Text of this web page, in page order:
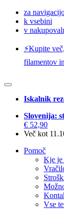
za
k vsebini
v
⚡️Kupite
filamentov
Iskalnik
Slovenija:
€ 52,90
Več kot
Pomoč
Kje je
Vse